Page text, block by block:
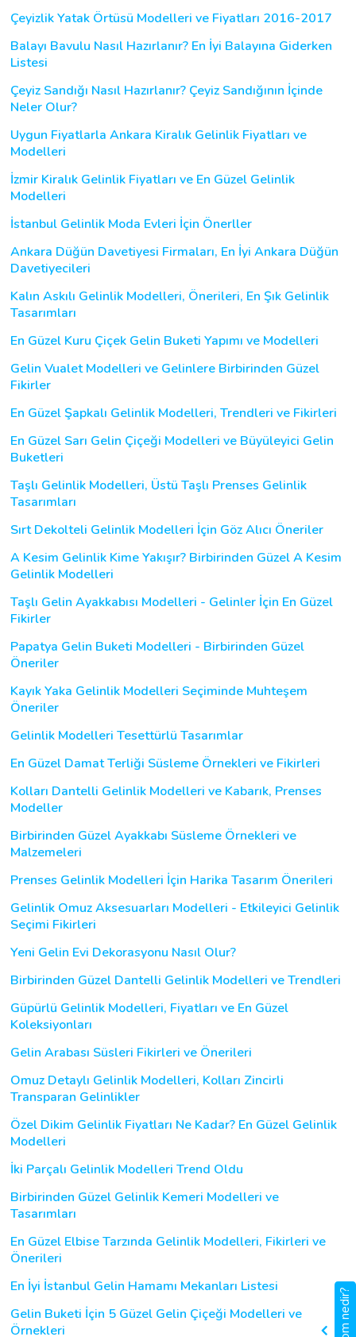
Çeyizlik Yatak Örtüsü Modelleri ve Fiyatları 2016-2017
Balayı Bavulu Nasıl Hazırlanır? En İyi Balayına Giderken
Listesi
Çeyiz Sandığı Nasıl Hazırlanır? Çeyiz Sandığının İçinde
Neler Olur?
Uygun Fiyatlarla Ankara Kiralık Gelinlik Fiyatları ve
Modelleri
İzmir Kiralık Gelinlik Fiyatları ve En Güzel Gelinlik
Modelleri
İstanbul Gelinlik Moda Evleri İçin Önerller
Ankara Düğün Davetiyesi Firmaları, En İyi Ankara Düğün
Davetiyecileri
Kalın Askılı Gelinlik Modelleri, Önerileri, En Şık Gelinlik
Tasarımları
En Güzel Kuru Çiçek Gelin Buketi Yapımı ve Modelleri
Gelin Vualet Modelleri ve Gelinlere Birbirinden Güzel
Fikirler
En Güzel Şapkalı Gelinlik Modelleri, Trendleri ve Fikirleri
En Güzel Sarı Gelin Çiçeği Modelleri ve Büyüleyici Gelin
Buketleri
Taşlı Gelinlik Modelleri, Üstü Taşlı Prenses Gelinlik
Tasarımları
Sırt Dekolteli Gelinlik Modelleri İçin Göz Alıcı Öneriler
A Kesim Gelinlik Kime Yakışır? Birbirinden Güzel A Kesim
Gelinlik Modelleri
Taşlı Gelin Ayakkabısı Modelleri - Gelinler İçin En Güzel
Fikirler
Papatya Gelin Buketi Modelleri - Birbirinden Güzel
Öneriler
Kayık Yaka Gelinlik Modelleri Seçiminde Muhteşem
Öneriler
Gelinlik Modelleri Tesettürlü Tasarımlar
En Güzel Damat Terliği Süsleme Örnekleri ve Fikirleri
Kolları Dantelli Gelinlik Modelleri ve Kabarık, Prenses
Modeller
Birbirinden Güzel Ayakkabı Süsleme Örnekleri ve
Malzemeleri
Prenses Gelinlik Modelleri İçin Harika Tasarım Önerileri
Gelinlik Omuz Aksesuarları Modelleri - Etkileyici Gelinlik
Seçimi Fikirleri
Yeni Gelin Evi Dekorasyonu Nasıl Olur?
Birbirinden Güzel Dantelli Gelinlik Modelleri ve Trendleri
Güpürlü Gelinlik Modelleri, Fiyatları ve En Güzel
Koleksiyonları
Gelin Arabası Süsleri Fikirleri ve Önerileri
Omuz Detaylı Gelinlik Modelleri, Kolları Zincirli
Transparan Gelinlikler
Özel Dikim Gelinlik Fiyatları Ne Kadar? En Güzel Gelinlik
Modelleri
İki Parçalı Gelinlik Modelleri Trend Oldu
Birbirinden Güzel Gelinlik Kemeri Modelleri ve
Tasarımları
En Güzel Elbise Tarzında Gelinlik Modelleri, Fikirleri ve
Önerileri
En İyi İstanbul Gelin Hamamı Mekanları Listesi
Gelin Buketi İçin 5 Güzel Gelin Çiçeği Modelleri ve
Örnekleri